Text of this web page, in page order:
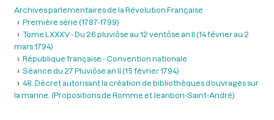
Archives parlementaires de la Révolution Française
Première série (1787-1799)
Tome LXXXV - Du 26 pluviôse au 12 ventôse an II (14 février au 2
mars 1794)
République française - Convention nationale
Séance du 27 Pluviôse an II (15 février 1794)
48. Décret autorisant la création de bibliothèques d’ouvrages sur
la marine. (Propositions de Romme et Jeanbon-Saint-André)